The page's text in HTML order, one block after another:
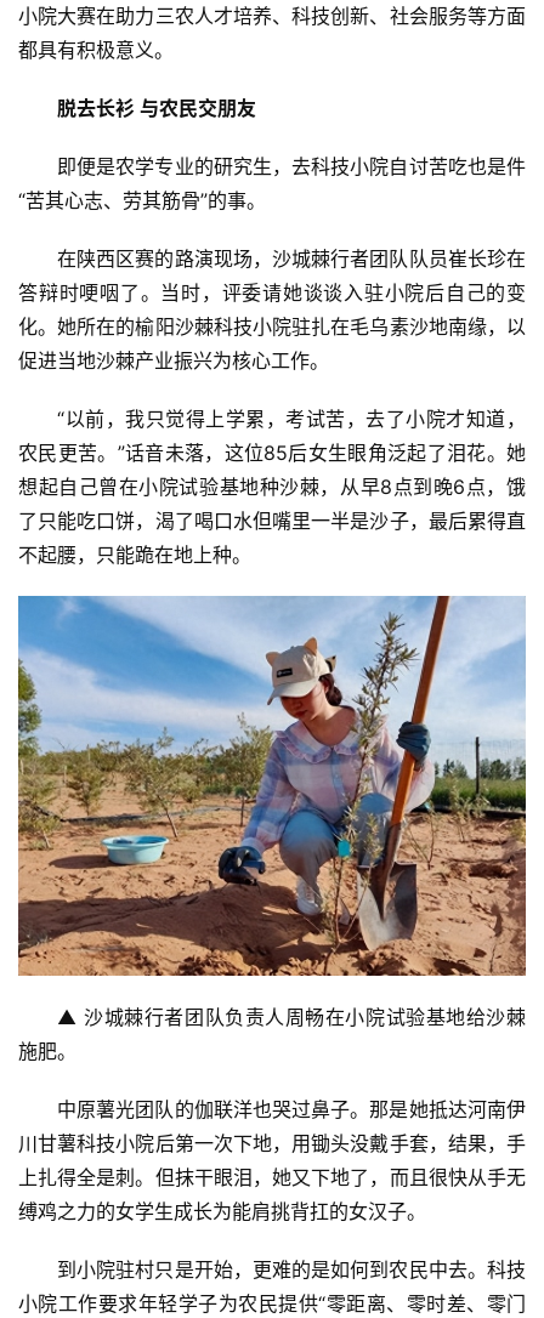
小院大赛在助力三农人才培养、科技创新、社会服务等方面
都具有积极意义。
脱去长衫 与农民交朋友
即便是农学专业的研究生，去科技小院自讨苦吃也是件
“苦其心志、劳其筋骨”的事。
在陕西区赛的路演现场，沙城棘行者团队队员崔长珍在
答辩时哽咽了。当时，评委请她谈谈入驻小院后自己的变
化。她所在的榆阳沙棘科技小院驻扎在毛乌素沙地南缘，以
促进当地沙棘产业振兴为核心工作。
“以前，我只觉得上学累，考试苦，去了小院才知道，
农民更苦。”话音未落，这位85后女生眼角泛起了泪花。她
想起自己曾在小院试验基地种沙棘，从早8点到晚6点，饿
了只能吃口饼，渴了喝口水但嘴里一半是沙子，最后累得直
不起腰，只能跪在地上种。
▲ 沙城棘行者团队负责人周畅在小院试验基地给沙棘
施肥。
中原薯光团队的伽联洋也哭过鼻子。那是她抵达河南伊
川甘薯科技小院后第一次下地，用锄头没戴手套，结果，手
上扎得全是刺。但抹干眼泪，她又下地了，而且很快从手无
缚鸡之力的女学生成长为能肩挑背扛的女汉子。
到小院驻村只是开始，更难的是如何到农民中去。科技
小院工作要求年轻学子为农民提供“零距离、零时差、零门